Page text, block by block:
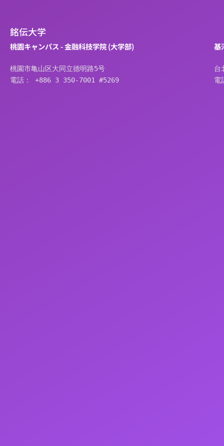
銘伝大学
桃園キャンパス - 金融科技学院 (大学部)
桃園市亀山区大同立德明路5号
電話： +886 3 350-7001 #5269
基
台
電